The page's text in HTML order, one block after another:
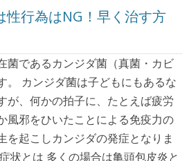
性行為はNG！早く治す方
菌であるカンジダ菌（真菌・カビ
。 カンジダ菌は子どもにもあるな
が、何かの拍子に、たとえば疲労
風邪をひいたことによる免疫力の
を起こしカンジダの発症となりま
状とは 多くの場合は亀頭包皮炎と